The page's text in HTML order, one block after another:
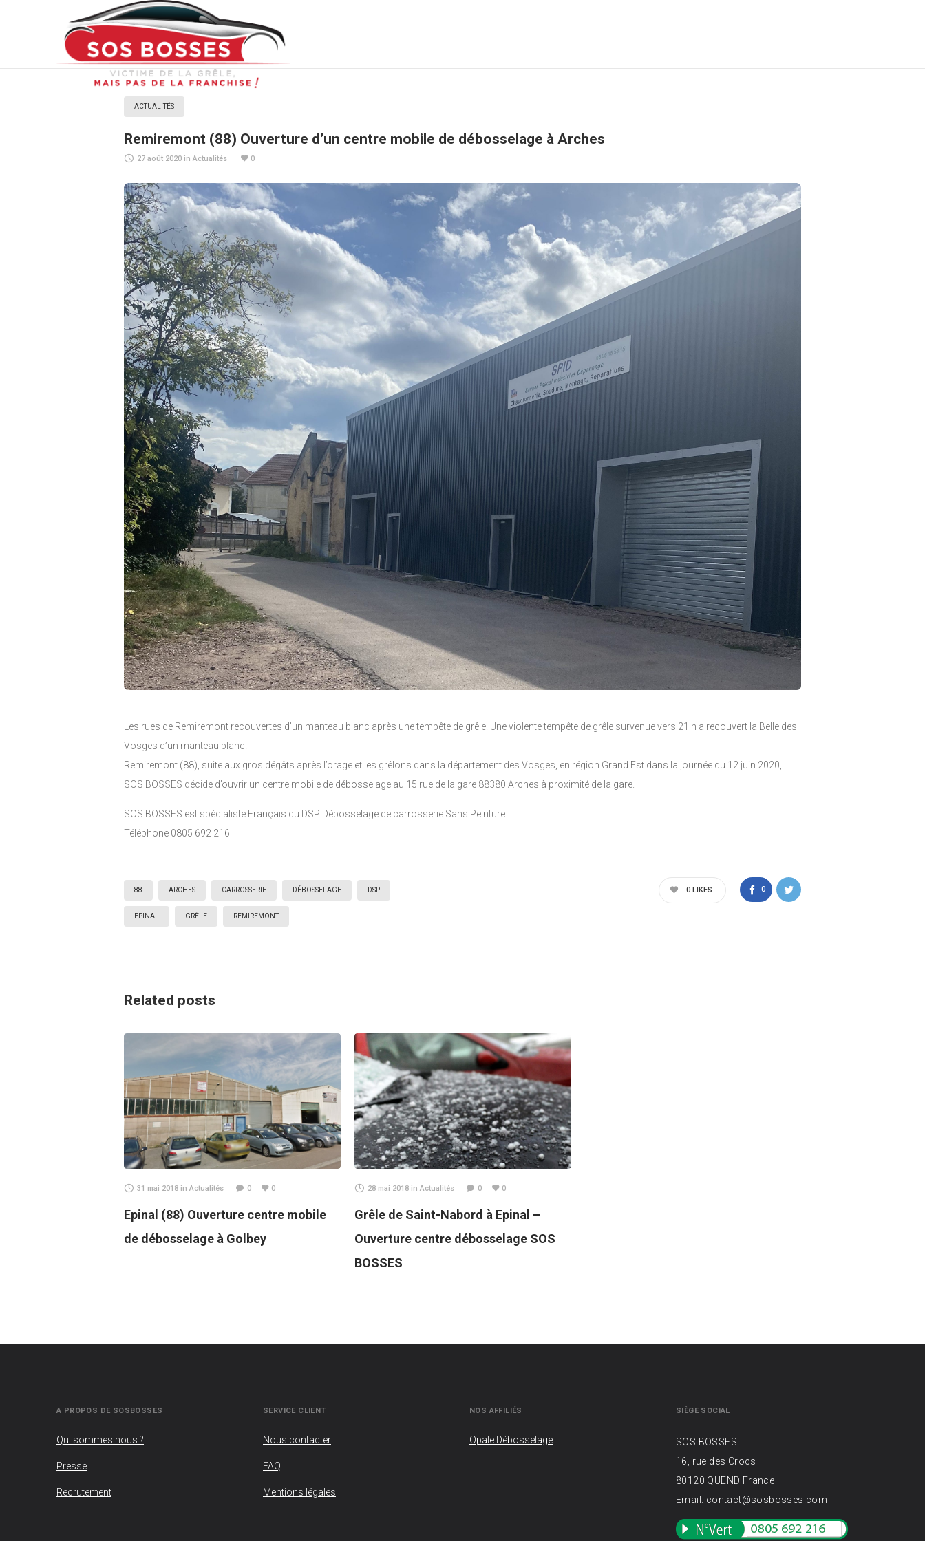
ACTUALITÉS
Remiremont (88) Ouverture d’un centre mobile de débosselage à Arches
27 août 2020 in Actualités 0
Les rues de Remiremont recouvertes d’un manteau blanc après une tempête de grêle. Une violente tempête de grêle survenue vers 21 h a recouvert la Belle des
Vosges d’un manteau blanc.
Remiremont (88), suite aux gros dégâts après l’orage et les grêlons dans la département des Vosges, en région Grand Est dans la journée du 12 juin 2020,
SOS BOSSES décide d’ouvrir un centre mobile de débosselage au 15 rue de la gare 88380 Arches à proximité de la gare.
SOS BOSSES est spécialiste Français du DSP Débosselage de carrosserie Sans Peinture
Téléphone 0805 692 216
88 ARCHES CARROSSERIE DÉBOSSELAGE DSP
EPINAL GRÊLE REMIREMONT
0
0 LIKES
Related posts
31 mai 2018 in Actualités 0 0
Epinal (88) Ouverture centre mobile
de débosselage à Golbey
28 mai 2018 in Actualités 0 0
Grêle de Saint-Nabord à Epinal –
Ouverture centre débosselage SOS
BOSSES
A PROPOS DE SOSBOSSES
Qui sommes nous ?
Presse
Recrutement
SERVICE CLIENT
Nous contacter
FAQ
Mentions légales
NOS AFFILIÉS
Opale Débosselage
SIÈGE SOCIAL
SOS BOSSES
16, rue des Crocs
80120 QUEND France
Email: contact@sosbosses.com